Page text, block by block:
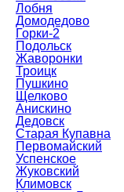
Лобня
Домодедово
Горки-2
Подольск
Жаворонки
Троицк
Пушкино
Щелково
Анискино
Дедовск
Старая Купавна
Первомайский
Успенское
Жуковский
Климовск